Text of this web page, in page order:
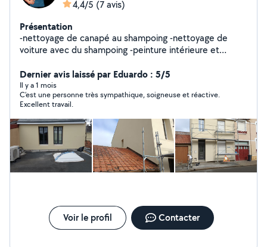
4,4/5 (7 avis)
Présentation
-nettoyage de canapé au shampoing -nettoyage de
voiture avec du shampoing -peinture intérieure et
porte
Dernier avis laissé par Eduardo : 5/5
Il y a 1 mois
C’est une personne très sympathique, soigneuse et réactive.
Excellent travail.
Voir le profil Contacter